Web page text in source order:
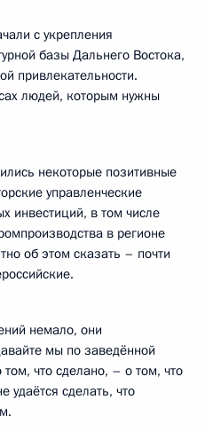
с укрепления
базы Дальнего Востока,
привлекательности.
людей, которым нужны
некоторые позитивные
управленческие
инвестиций, в том числе
в регионе
об этом сказать – почти
немало, они
мы по заведённой
что сделано, – о том, что
удаётся сделать, что